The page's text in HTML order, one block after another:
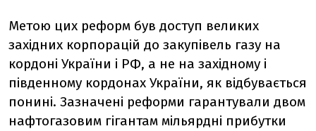
Метою цих реформ був доступ великих
західних корпорацій до закупівель газу на
кордоні України і РФ, а не на західному і
південному кордонах України, як відбувається
понині. Зазначені реформи гарантували двом
нафтогазовим гігантам мільярдні прибутки